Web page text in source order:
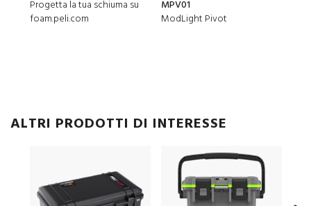
Progetta la tua schiuma su
foam.peli.com
MPV01
ModLight Pivot
ALTRI PRODOTTI DI INTERESSE